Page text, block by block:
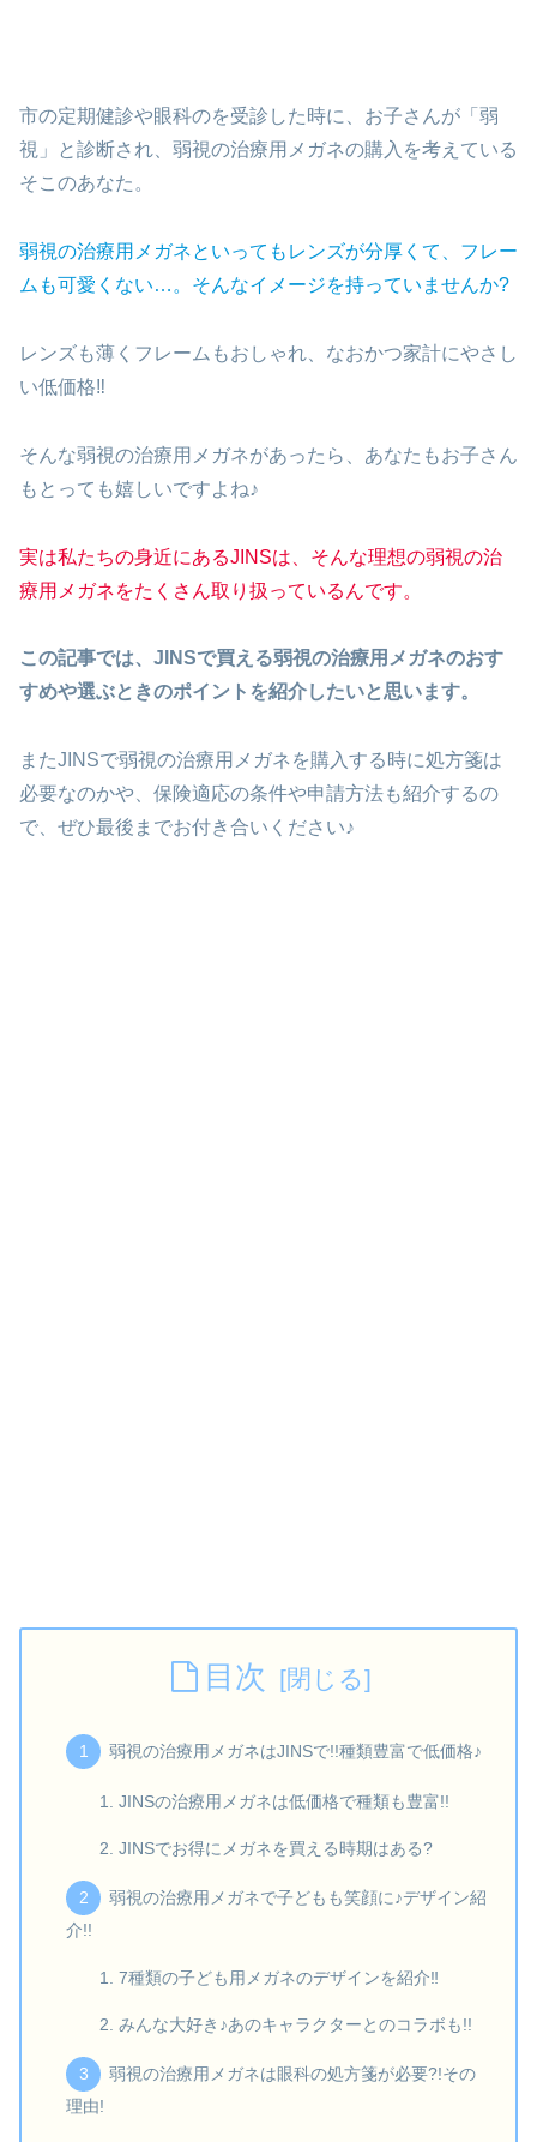
市の定期健診や眼科のを受診した時に、お子さんが「弱
視」と診断され、弱視の治療用メガネの購入を考えている
そこのあなた。
弱視の治療用メガネといってもレンズが分厚くて、フレー
ムも可愛くない…。 そんなイメージを持っていませんか?
レンズも薄くフレームもおしゃれ、なおかつ家計にやさし
い低価格‼
そんな弱視の治療用メガネがあったら、あなたもお子さん
もとっても嬉しいですよね♪
実は私たちの身近にあるJINSは、そんな理想の弱視の治
療用メガネをたくさん取り扱っているんです。
この記事では、JINSで買える弱視の治療用メガネのおす
すめや選ぶときのポイントを紹介したいと思います。
またJINSで弱視の治療用メガネを購入する時に処方箋は
必要なのかや、保険適応の条件や申請方法も紹介するの
で、ぜひ最後までお付き合いください♪
目次
弱視の治療用メガネはJINSで!!種類豊富で低価格♪
JINSの治療用メガネは低価格で種類も豊富!!
JINSでお得にメガネを買える時期はある?
弱視の治療用メガネで子どもも笑顔に♪デザイン紹
介!!
7種類の子ども用メガネのデザインを紹介‼
みんな大好き♪あのキャラクターとのコラボも!!
弱視の治療用メガネは眼科の処方箋が必要?!その
理由!